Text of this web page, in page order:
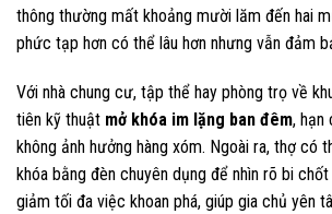
thông thường mất khoảng mười lăm đến hai
phức tạp hơn có thể lâu hơn nhưng vẫn đảm
Với nhà chung cư, tập thể hay phòng trọ về
tiên kỹ thuật mở khóa im lặng ban đêm, hạn
không ảnh hưởng hàng xóm. Ngoài ra, thợ có
khóa bằng đèn chuyên dụng để nhìn rõ bi
giảm tối đa việc khoan phá, giúp gia chủ yên